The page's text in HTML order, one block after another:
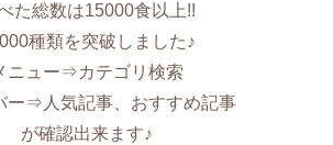
た総数は15000食以上!!
種類を突破しました♪
ニュー⇒カテゴリ検索
ー⇒人気記事、おすすめ記事
が確認出来ます♪